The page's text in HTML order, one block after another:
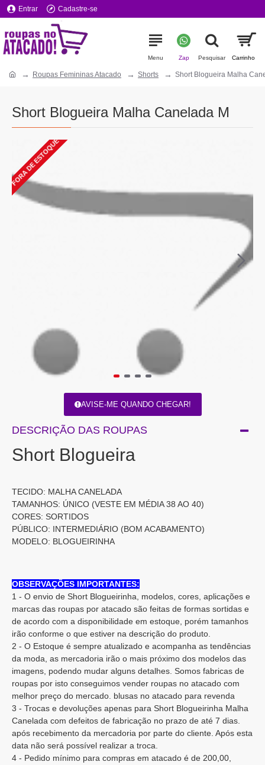
Entrar Cadastre-se
Roupas Femininas Atacado Shorts Short Blogueira Malha
Short Blogueira Malha Canelada M
FORA DE ESTOQUE
AVISE-ME QUANDO CHEGAR!
DESCRIÇÃO DAS ROUPAS
Short Blogueira
TECIDO: MALHA CANELADA
TAMANHOS: ÚNICO (VESTE EM MÉDIA 38 AO 40)
CORES: SORTIDOS
PÚBLICO: INTERMEDIÁRIO (BOM ACABAMENTO)
MODELO: BLOGUEIRINHA
OBSERVAÇÕES IMPORTANTES:
1 - O envio de Short Blogueirinha, modelos, cores, aplicações e
marcas das roupas por atacado são feitas de formas sortidas e
de acordo com a disponibilidade em estoque, porém tamanhos
irão conforme o que estiver na descrição do produto.
2 - O Estoque é sempre atualizado e acompanha as tendências
da moda, as mercadoria irão o mais próximo dos modelos das
imagens, podendo mudar alguns detalhes. Somos fabricas de
roupas por isto conseguimos vender roupas no atacado com
melhor preço do mercado. blusas no atacado para revenda
3 - Trocas e devoluções apenas para Short Blogueirinha Malha
Canelada com defeitos de fabricação no prazo de até 7 dias.
após recebimento da mercadoria por parte do cliente. Após esta
data não será possível realizar a troca.
4 - Pedido mínimo para compras em atacado é de 200,00,